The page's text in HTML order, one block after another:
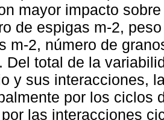
mayor impacto
de espigas m-2,
m-2, número de
Del total de la
y sus interacciones,
por los ciclos
las interacciones